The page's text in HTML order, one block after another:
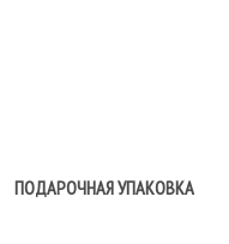
ПОДАРОЧНАЯ УПАКОВКА